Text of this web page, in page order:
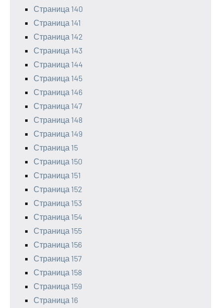
Страница 140
Страница 141
Страница 142
Страница 143
Страница 144
Страница 145
Страница 146
Страница 147
Страница 148
Страница 149
Страница 15
Страница 150
Страница 151
Страница 152
Страница 153
Страница 154
Страница 155
Страница 156
Страница 157
Страница 158
Страница 159
Страница 16